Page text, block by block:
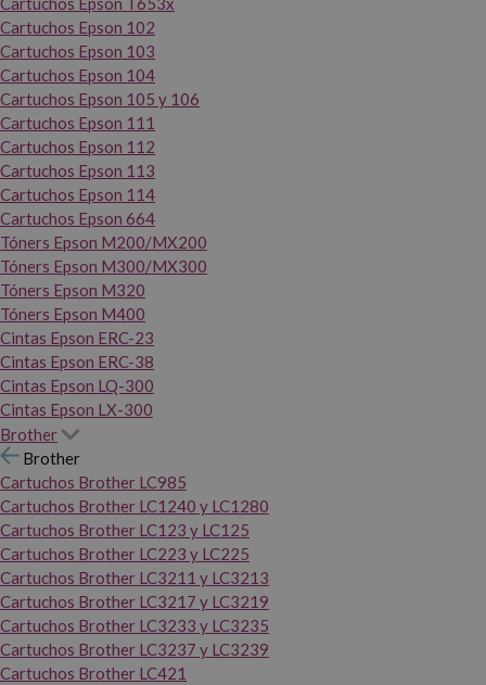
Cartuchos Epson 102
Cartuchos Epson 103
Cartuchos Epson 104
Cartuchos Epson 105 y 106
Cartuchos Epson 111
Cartuchos Epson 112
Cartuchos Epson 113
Cartuchos Epson 114
Cartuchos Epson 664
Tóners Epson M200/MX200
Tóners Epson M300/MX300
Tóners Epson M320
Tóners Epson M400
Cintas Epson ERC-23
Cintas Epson ERC-38
Cintas Epson LQ-300
Cintas Epson LX-300
Brother
Brother
Cartuchos Brother LC985
Cartuchos Brother LC1240 y LC1280
Cartuchos Brother LC123 y LC125
Cartuchos Brother LC223 y LC225
Cartuchos Brother LC3211 y LC3213
Cartuchos Brother LC3217 y LC3219
Cartuchos Brother LC3233 y LC3235
Cartuchos Brother LC3237 y LC3239
Cartuchos Brother LC421